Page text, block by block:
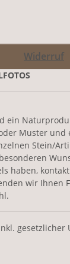
Widerruf
ein
Muster und
Stein/
haben,
wir Ihnen
gesetzlicher